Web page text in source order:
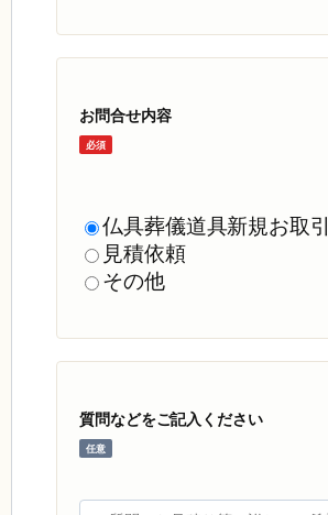
お問合せ内容
必須
仏具葬儀道具新規お取引
見積依頼
その他
質問などをご記入ください
任意